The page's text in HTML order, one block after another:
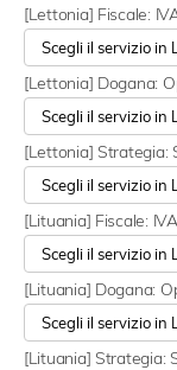
[Lettonia] Fiscale:
[Lettonia] Dogana:
[Lettonia] Strategia:
[Lituania] Fiscale:
[Lituania] Dogana:
[Lituania] Strategia: